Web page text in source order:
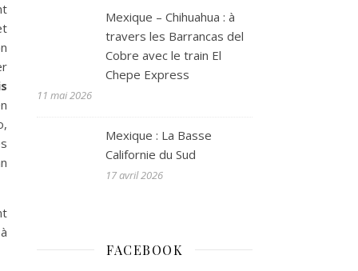
Mexique – Chihuahua : à
travers les Barrancas del
Cobre avec le train El
Chepe Express
11 mai 2026
Mexique : La Basse
Californie du Sud
17 avril 2026
FACEBOOK